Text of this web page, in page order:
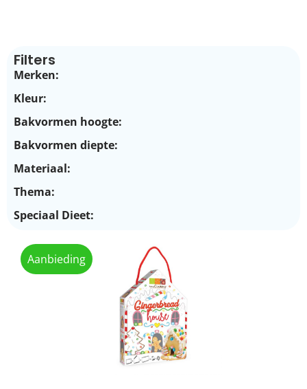
Filters
Merken:
Kleur:
Bakvormen hoogte:
Bakvormen diepte:
Materiaal:
Thema:
Speciaal Dieet:
Aanbieding